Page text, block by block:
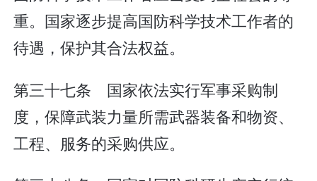
重。国家逐步提高国防科学技术工作者的
待遇，保护其合法权益。
第三十七条 国家依法实行军事采购制
度，保障武装力量所需武器装备和物资、
工程、服务的采购供应。